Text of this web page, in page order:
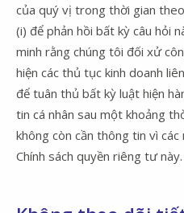
của quý vị trong thời gian
(i) để phản hồi bất kỳ câu hỏi
minh rằng chúng tôi đối xử
hiện các thủ tục kinh doanh
để tuân thủ bất kỳ luật hiện
tin cá nhân sau một khoảng
không còn cần thông tin vì
Chính sách quyền riêng tư này.